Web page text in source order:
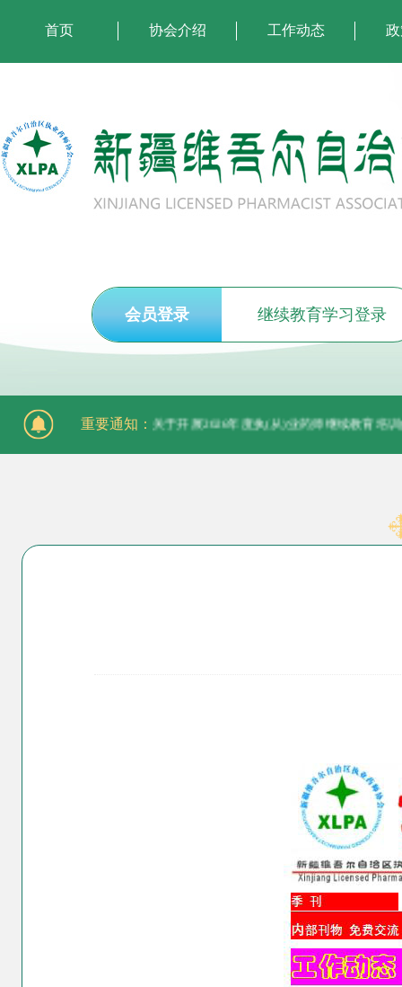
首页 协会介绍 工作动态
会员登录 继续教育学习登录
重要通知：
执业药师注册申报须知
执业药师注册申报须知